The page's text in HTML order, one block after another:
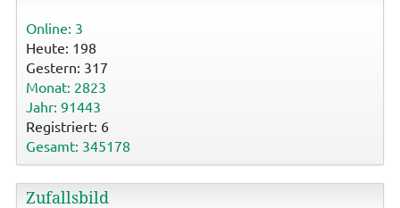
Online: 3
Heute: 198
Gestern: 317
Monat: 2823
Jahr: 91443
Registriert: 6
Gesamt: 345178
Zufallsbild